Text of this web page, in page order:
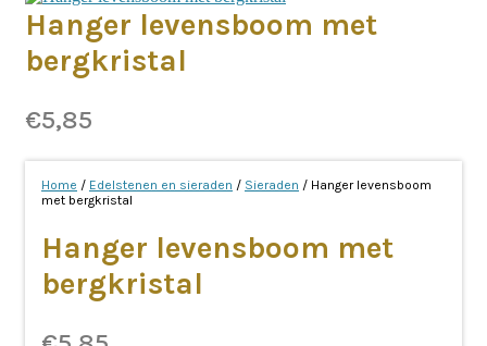
Hanger levensboom met
bergkristal
€5,85
Home / Edelstenen en sieraden / Sieraden / Hanger levensboom
met bergkristal
Hanger levensboom met
bergkristal